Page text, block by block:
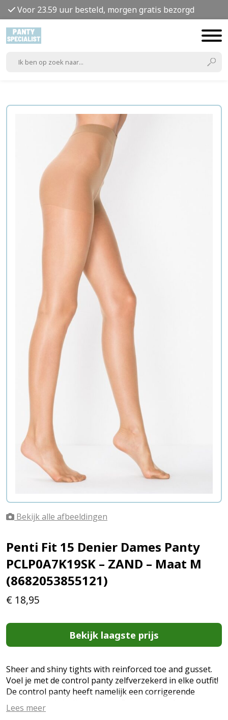
Voor 23.59 uur besteld, morgen gratis bezorgd
Bekijk alle afbeeldingen
Penti Fit 15 Denier Dames Panty
PCLP0A7K19SK – ZAND – Maat M
(8682053855121)
€ 18,95
Bekijk laagste prijs
Sheer and shiny tights with reinforced toe and gusset.
Voel je met de control panty zelfverzekerd in elke outfit!
De control panty heeft namelijk een corrigerende
werking op de buik en benen. De panty geeft extra
ondersteuning op de juiste plekken en zit super
Lees meer